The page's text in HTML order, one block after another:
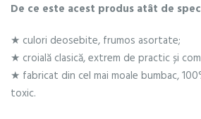
De ce este acest produs atât de
★ culori deosebite, frumos asortate;
★ croială clasică, extrem de practic și
★ fabricat din cel mai moale bumbac,
toxic.